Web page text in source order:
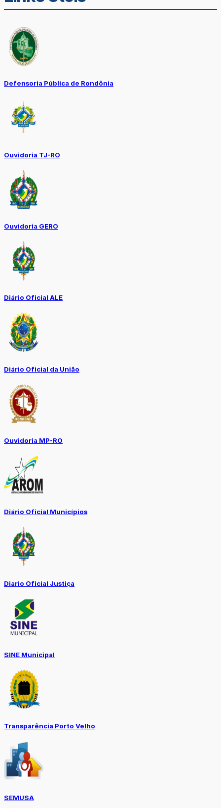
Defensoria Pública de Rondônia
Ouvidoria TJ-RO
Ouvidoria GERO
Diário Oficial ALE
Diário Oficial da União
Ouvidoria MP-RO
Diário Oficial Municípios
Diario Oficial Justiça
SINE Municipal
Transparência Porto Velho
SEMUSA